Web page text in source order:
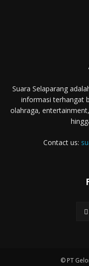
Suara Selaparang
informasi terhangat
olahraga,
Contact us:
© PT